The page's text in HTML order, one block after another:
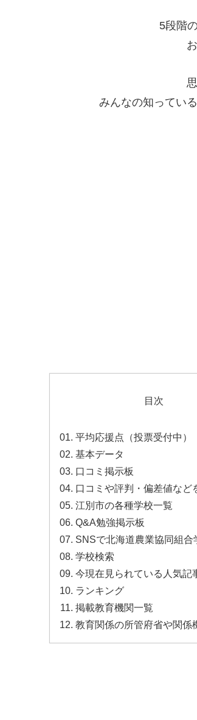
5段階
みんなの知ってい
目次
平均応援点（投票受付中）
基本データ
口コミ掲示板
口コミや評判・偏差値など
江別市の各種学校一覧
Q&A勉強掲示板
SNSで北海道農業協同組合
学校検索
今現在見られている人気記
ランキング
掲載教育機関一覧
教育関係の所管府省や関係